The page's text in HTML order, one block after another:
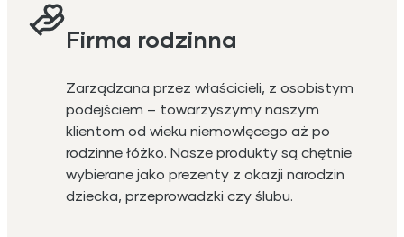
Firma rodzinna
Zarządzana przez właścicieli, z osobistym
podejściem – towarzyszymy naszym
klientom od wieku niemowlęcego aż po
rodzinne łóżko. Nasze produkty są chętnie
wybierane jako prezenty z okazji narodzin
dziecka, przeprowadzki czy ślubu.